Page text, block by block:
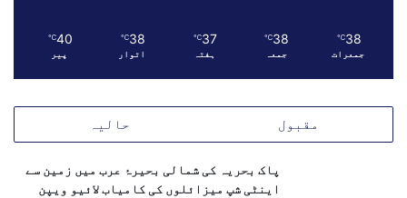
ا
38
℃
جمعرات
38
℃
جمعہ
37
℃
ہفتہ
38
℃
اتوار
40
℃
پیر
مقبول حالیہ
پاک بحریہ کی شمالی بحیرۂ عرب میں زمین سے
اینٹی شپ میزائلوں کی کامیاب لائیو ویپن